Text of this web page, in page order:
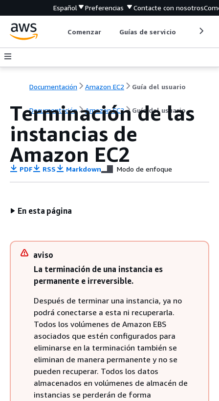
Español Preferencias Contacte con nosotros
Comenzar Guías de servicio
Documentación Amazon EC2 Guía del usuario
Documentación Amazon EC2 Guía del usuario
Terminación de las
instancias de
Amazon EC2
PDF RSS Markdown Modo de enfoque
En esta página
aviso
La terminación de una instancia es
permanente e irreversible.
Después de terminar una instancia, ya no
podrá conectarse a esta ni recuperarla.
Todos los volúmenes de Amazon EBS
asociados que estén configurados para
eliminarse en la terminación también se
eliminan de manera permanente y no se
pueden recuperar. Todos los datos
almacenados en volúmenes de almacén de
instancias se perderán de forma